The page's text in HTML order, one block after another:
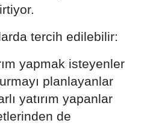
tercih edilebilir:
yapmak isteyenler
planlayanlar
yatırım yapanlar
de